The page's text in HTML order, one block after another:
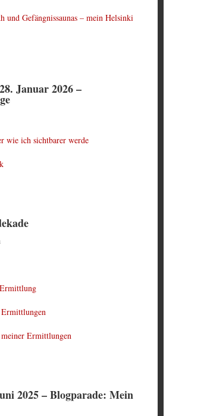
Gefängnissaunas – mein Helsinki
Januar 2026 –
wie ich sichtbarer werde
Ermittlungen
2025 – Blogparade: Mein